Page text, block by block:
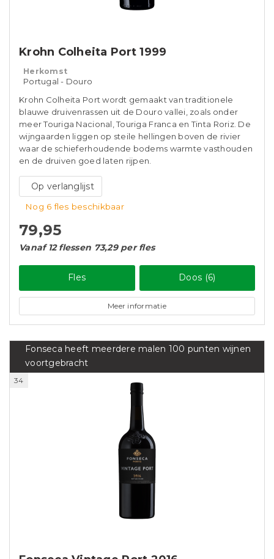
Krohn Colheita Port 1999
Herkomst
Portugal - Douro
Krohn Colheita Port wordt gemaakt van traditionele
blauwe druivenrassen uit de Douro vallei, zoals onder
meer Touriga Nacional, Touriga Franca en Tinta Roriz. De
wijngaarden liggen op steile hellingen boven de rivier
waar de schieferhoudende bodems warmte vasthouden
en de druiven goed laten rijpen.
Op verlanglijst
Nog 6 fles beschikbaar
79,95
Vanaf 12 flessen 73,29 per fles
Fles Doos (6)
Meer informatie
Fonseca heeft meerdere malen 100 punten wijnen
voortgebracht
34